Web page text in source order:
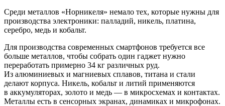
Среди металлов «Норникеля» немало тех, которые нужны для
производства электроники: палладий, никель, платина,
серебро, медь и кобальт.
Для производства современных смартфонов требуется все
больше металлов, чтобы собрать один гаджет нужно
переработать примерно 34 кг различных руд.
Из алюминиевых и магниевых сплавов, титана и стали
делают корпуса. Никель, кобальт и литий применяются
в аккумуляторах, золото и медь — в микросхемах и контактах.
Металлы есть в сенсорных экранах, динамиках и микрофонах.